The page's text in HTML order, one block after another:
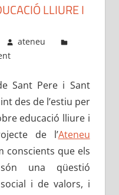
LLIURE I
ateneu
Sant Pere i Sant
des de l’estiu per
educació lliure i
de l’Ateneu
conscients que els
una qüestió
i de valors, i